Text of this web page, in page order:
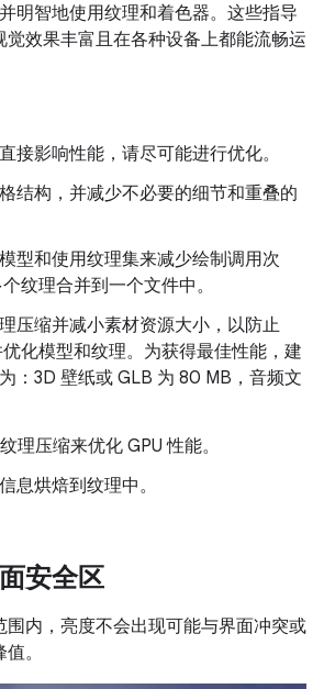
明智地使用纹理和着色器。这些指导
觉效果丰富且在各种设备上都能流畅运
接影响性能，请尽可能进行优化。
结构，并减少不必要的细节和重叠的
型和使用纹理集来减少绘制调用次
纹理合并到一个文件中。
压缩并减小素材资源大小，以防止
化模型和纹理。为获得最佳性能，建
：3D 壁纸或 GLB 为 80 MB，音频文
纹理压缩来优化 GPU 性能。
息烘焙到纹理中。
安全区
围内，亮度不会出现可能与界面冲突或
。